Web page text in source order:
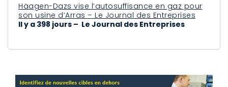
Häagen-Dazs vise l’autosuffisance en gaz pour
son usine d’Arras – Le Journal des Entreprises
Il y a 398 jours – Le Journal des Entreprises